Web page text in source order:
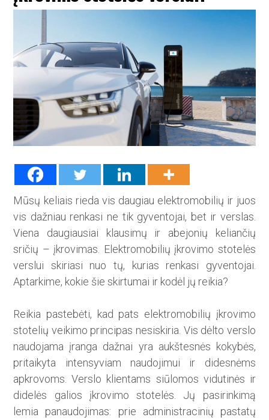
Mūsų keliais rieda vis daugiau elektromobilių ir juos
vis dažniau renkasi ne tik gyventojai, bet ir verslas.
Viena daugiausiai klausimų ir abejonių keliančių
sričių – įkrovimas. Elektromobilių įkrovimo stotelės
verslui skiriasi nuo tų, kurias renkasi gyventojai.
Aptarkime, kokie šie skirtumai ir kodėl jų reikia?
Reikia pastebėti, kad pats elektromobilių įkrovimo
stotelių veikimo principas nesiskiria. Vis dėlto verslo
naudojama įranga dažnai yra aukštesnės kokybės,
pritaikyta intensyviam naudojimui ir didesnėms
apkrovoms. Verslo klientams siūlomos vidutinės ir
didelės galios įkrovimo stotelės. Jų pasirinkimą
lemia panaudojimas: prie administracinių pastatų